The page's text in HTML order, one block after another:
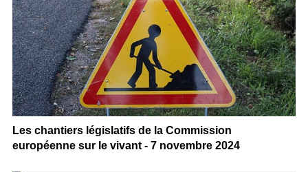
Les chantiers législatifs de la Commission
européenne sur le vivant - 7 novembre 2024